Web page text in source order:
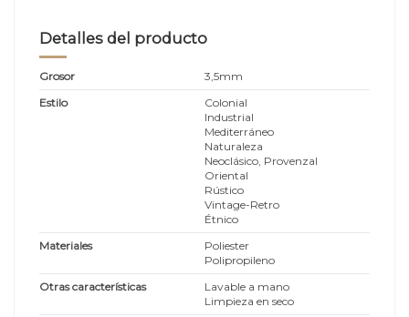
Detalles del producto
Grosor
3,5mm
Estilo
Colonial
Industrial
Mediterráneo
Naturaleza
Neoclásico, Provenzal
Oriental
Rústico
Vintage-Retro
Étnico
Materiales
Poliester
Polipropileno
Otras características
Lavable a mano
Limpieza en seco